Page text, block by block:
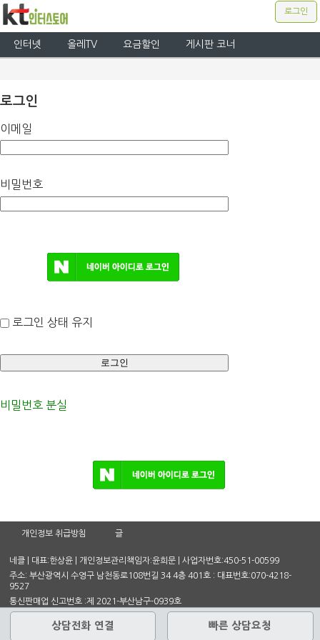
로그인
인터넷 올레TV 요금할인 게시판 코너
로그인
이메일
비밀번호
로그인 상태 유지
비밀번호 분실
개인정보 취급방침 글
네클 | 대표:한상윤 | 개인정보관리책임자:윤희문 | 사업자번호:450-51-00599
주소: 부산광역시 수영구 남천동로108번길 34 4층 401호 : 대표번호:070-4218-
9527
통신판매업 신고번호 :제 2021-부산남구-0939호
상담전화 연결 빠른 상담요청